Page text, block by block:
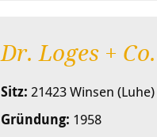
Dr. Loges +
Sitz: 21423 Winsen (Luhe)
Gründung: 1958